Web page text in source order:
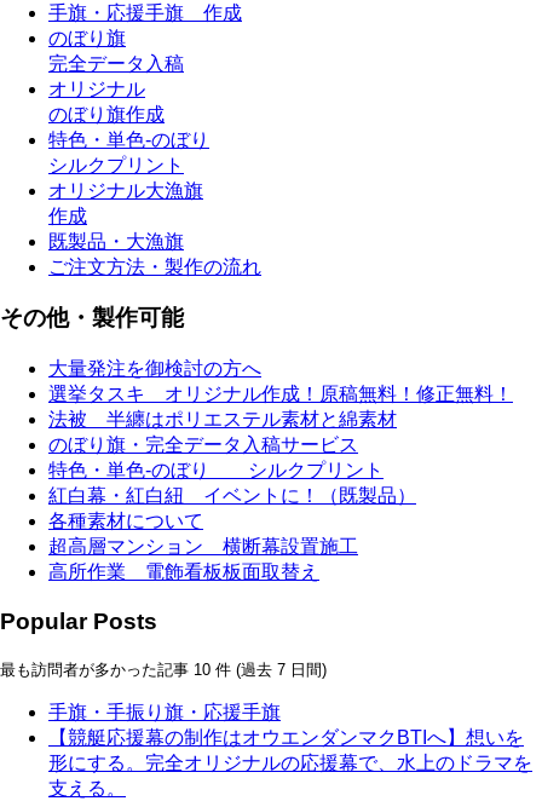
手旗・応援手旗 作成
のぼり旗
完全データ入稿
オリジナル
のぼり旗作成
特色・単色-のぼり
シルクプリント
オリジナル大漁旗
作成
既製品・大漁旗
ご注文方法・製作の流れ
その他・製作可能
大量発注を御検討の方へ
選挙タスキ オリジナル作成！原稿無料！修正無料！
法被 半纏はポリエステル素材と綿素材
のぼり旗・完全データ入稿サービス
特色・単色-のぼり シルクプリント
紅白幕・紅白紐 イベントに！（既製品）
各種素材について
超高層マンション 横断幕設置施工
高所作業 電飾看板板面取替え
Popular Posts
最も訪問者が多かった記事 10 件 (過去 7 日間)
手旗・手振り旗・応援手旗
【競艇応援幕の制作はオウエンダンマクBTIへ】想いを
形にする。完全オリジナルの応援幕で、水上のドラマを
支える。